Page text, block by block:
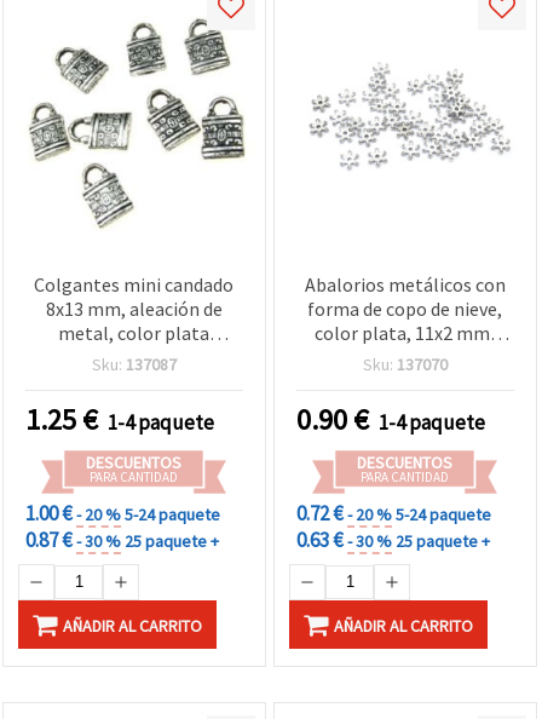
Colgantes mini candado
8x13 mm, aleación de
metal, color plata
antigua, estilo vintage –
bisutería, pulseras,
collares y scrapbooking
Sku: 137087
1.25€ 1-4 paquete
DESCUENTOS
PARA CANTIDAD
1.00 €- 20 %5-24 paquete
0.87 €- 30 % 25 paquete +
AÑADIR AL CARRITO
Abalorios metálicos con
forma de copo de nieve,
color plata, 11x2 mm,
agujero: 2 mm, 20 g (±230
Sku: 137070
0.90€ 1-4 paquete
DESCUENTOS
PARA CANTIDAD
0.72 €- 20 %5-24 paquete
0.63 €- 30 % 25 paquete +
AÑADIR AL CARRITO